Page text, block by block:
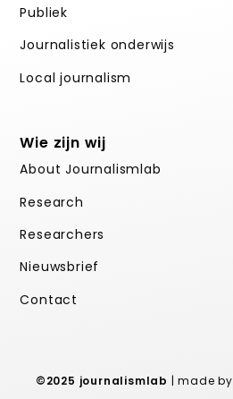
Publiek
Journalistiek onderwijs
Local journalism
Wie zijn wij
About Journalismlab
Research
Researchers
Nieuwsbrief
Contact
©2025 journalismlab | made by